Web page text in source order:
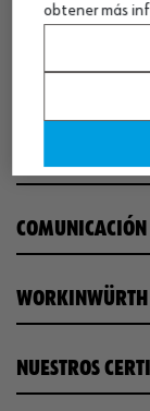
SEDE CENTRAL
CENTRO
COMUNICACIÓN
WORKINWÜRTH
NUESTROS
obtener más